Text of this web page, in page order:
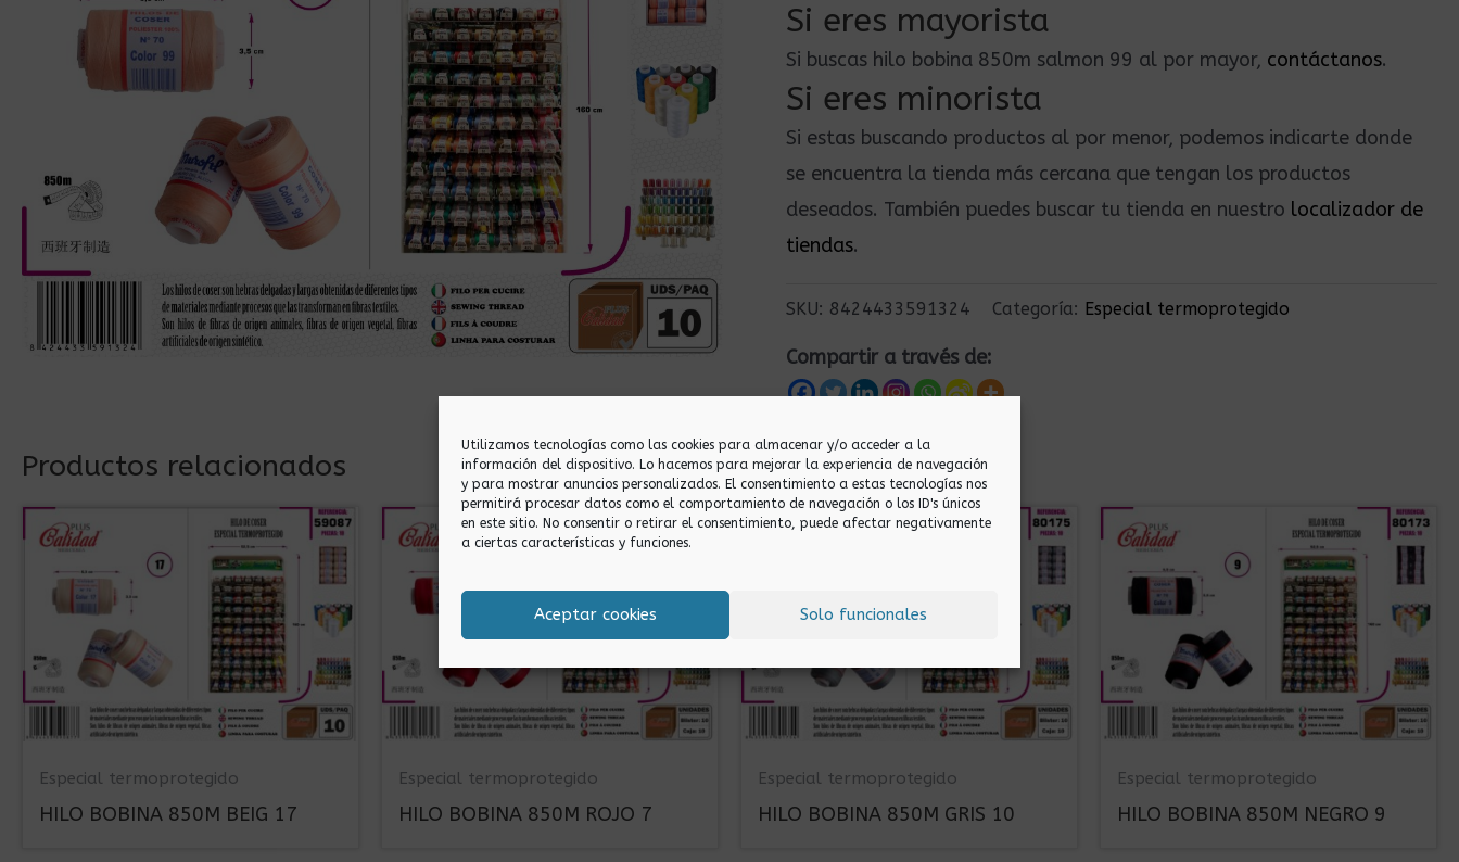
Utilizamos tecnologías como las cookies para almacenar y/o acceder a la
información del dispositivo. Lo hacemos para mejorar la experiencia de navegación
y para mostrar anuncios personalizados. El consentimiento a estas tecnologías nos
permitirá procesar datos como el comportamiento de navegación o los ID's únicos
en este sitio. No consentir o retirar el consentimiento, puede afectar negativamente
a ciertas características y funciones.
Aceptar cookies Solo funcionales
Si eres mayorista
Si buscas hilo bobina 850m salmon 99 al por mayor, contáctanos.
Si eres minorista
Si estas buscando productos al por menor, podemos indicarte donde
se encuentra la tienda más cercana que tengan los productos
deseados. También puedes buscar tu tienda en nuestro localizador de
tiendas.
SKU: 8424433591324 Categoría: Especial termoprotegido
Compartir a través de:
Productos relacionados
Especial termoprotegido
HILO BOBINA 850M BEIG 17
Especial termoprotegido
HILO BOBINA 850M ROJO 7
Especial termoprotegido
HILO BOBINA 850M GRIS 10
Especial termoprotegido
HILO BOBINA 850M NEGRO 9